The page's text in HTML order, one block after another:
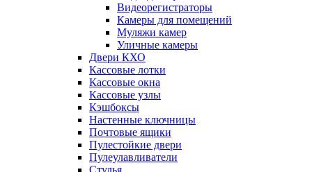
Видеорегистраторы
Камеры для помещений
Муляжи камер
Уличные камеры
Двери КХО
Кассовые лотки
Кассовые окна
Кассовые узлы
Кэшбоксы
Настенные ключницы
Почтовые ящики
Пулестойкие двери
Пулеулавливатели
Стулья